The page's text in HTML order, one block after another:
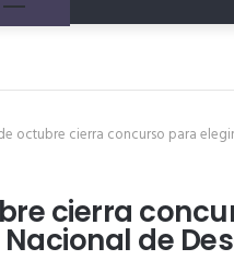
octubre cierra concurso para
cierra
de